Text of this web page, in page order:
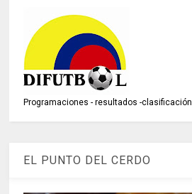
Programaciones - resultados -clasificación
EL PUNTO DEL CERDO